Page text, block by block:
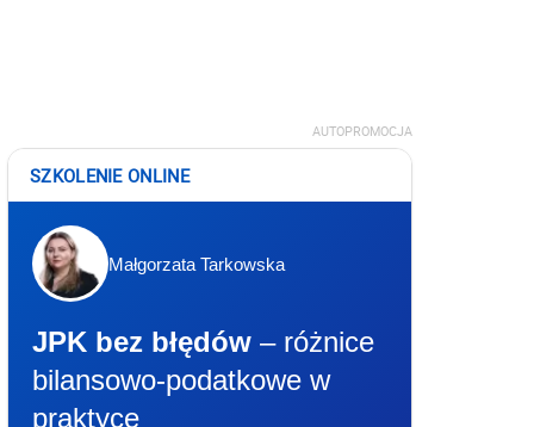
AUTOPROMOCJA
SZKOLENIE ONLINE
Małgorzata Tarkowska
JPK bez błędów – różnice
bilansowo-podatkowe w
praktyce